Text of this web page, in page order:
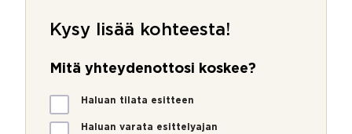
Kysy lisää kohteesta!
Mitä yhteydenottosi koskee?
M
i
Haluan tilata esitteen
Haluan varata esittelyajan